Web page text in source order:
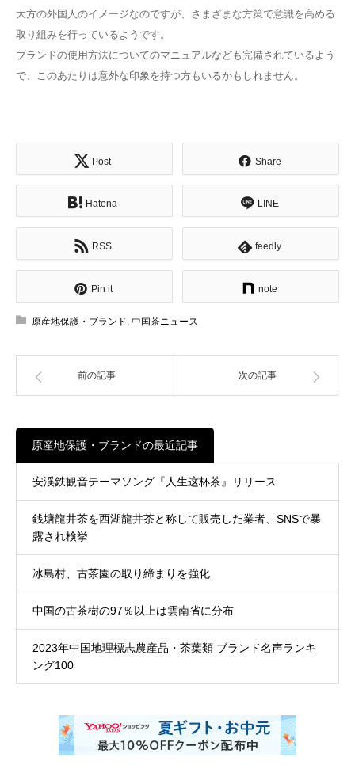
大方の外国人のイメージなのですが、さまざまな方策で意識を高める
取り組みを行っているようです。
ブランドの使用方法についてのマニュアルなども完備されているよう
で、このあたりは意外な印象を持つ方もいるかもしれません。
Post Share
Hatena LINE
RSS feedly
Pin it note
原産地保護・ブランド, 中国茶ニュース
前の記事 次の記事
原産地保護・ブランドの最近記事
安渓鉄観音テーマソング『人生这杯茶』リリース
銭塘龍井茶を西湖龍井茶と称して販売した業者、SNSで暴
露され検挙
冰島村、古茶園の取り締まりを強化
中国の古茶樹の97％以上は雲南省に分布
2023年中国地理標志農産品・茶葉類 ブランド名声ランキ
ング100